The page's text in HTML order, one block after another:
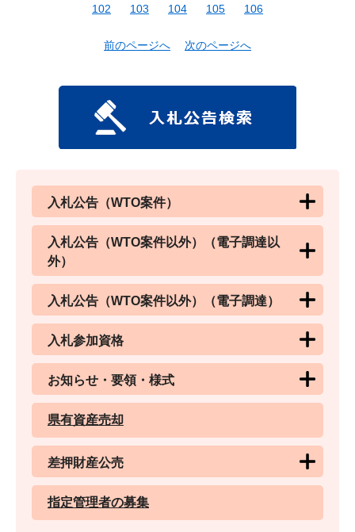
102
103 104 105 106
前のページへ 次のページへ
入札公告（WTO案件）
入札公告（WTO案件以外）（電子調達以
外）
入札公告（WTO案件以外）（電子調達）
入札参加資格
お知らせ・要領・様式
県有資産売却
差押財産公売
指定管理者の募集